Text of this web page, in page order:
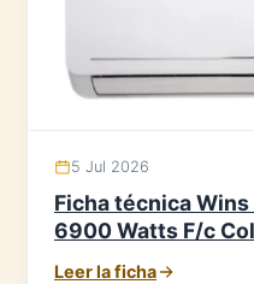
5 Jul 2026
Ficha técnica
6900 Watts F/c
Leer la ficha